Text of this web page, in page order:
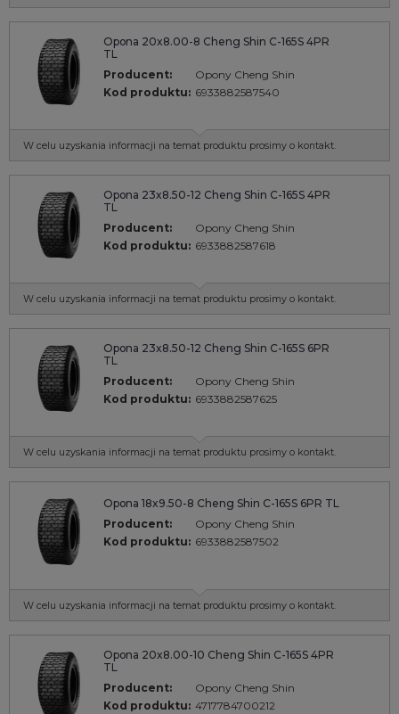
Opona 20x8.00-8 Cheng Shin C-165S 4PR
TL
Producent:
Opony Cheng Shin
Kod produktu: 6933882587540
W celu uzyskania informacji na temat produktu prosimy o kontakt.
Opona 23x8.50-12 Cheng Shin C-165S 4PR
TL
Producent:
Opony Cheng Shin
Kod produktu: 6933882587618
W celu uzyskania informacji na temat produktu prosimy o kontakt.
Opona 23x8.50-12 Cheng Shin C-165S 6PR
TL
Producent:
Opony Cheng Shin
Kod produktu: 6933882587625
W celu uzyskania informacji na temat produktu prosimy o kontakt.
Opona 18x9.50-8 Cheng Shin C-165S 6PR TL
Producent:
Opony Cheng Shin
Kod produktu: 6933882587502
W celu uzyskania informacji na temat produktu prosimy o kontakt.
Opona 20x8.00-10 Cheng Shin C-165S 4PR
TL
Producent:
Opony Cheng Shin
Kod produktu: 4717784700212